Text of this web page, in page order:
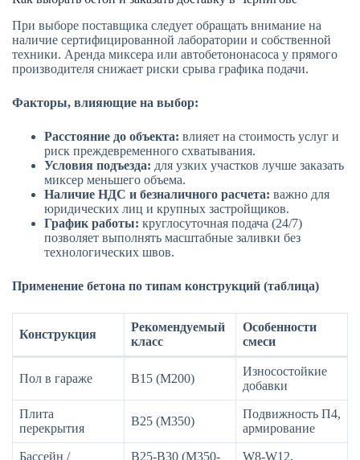
При выборе поставщика следует обращать внимание на
наличие сертифицированной лаборатории и собственной
техники. Аренда миксера или автобетононасоса у прямого
производителя снижает риски срыва графика подачи.
Факторы, влияющие на выбор:
Расстояние до объекта: влияет на стоимость услуг и
риск преждевременного схватывания.
Условия подъезда: для узких участков лучше заказать
миксер меньшего объема.
Наличие НДС и безналичного расчета: важно для
юридических лиц и крупных застройщиков.
График работы: круглосуточная подача (24/7)
позволяет выполнять масштабные заливки без
технологических швов.
Применение бетона по типам конструкций (таблица)
Конструкция
Рекомендуемый
класс
Особенности
смеси
Пол в гараже В15 (М200)
Износостойкие
добавки
Плита
перекрытия
В25 (М350)
Подвижность П4,
армирование
Бассейн /
В25-В30 (М350-
W8-W12,